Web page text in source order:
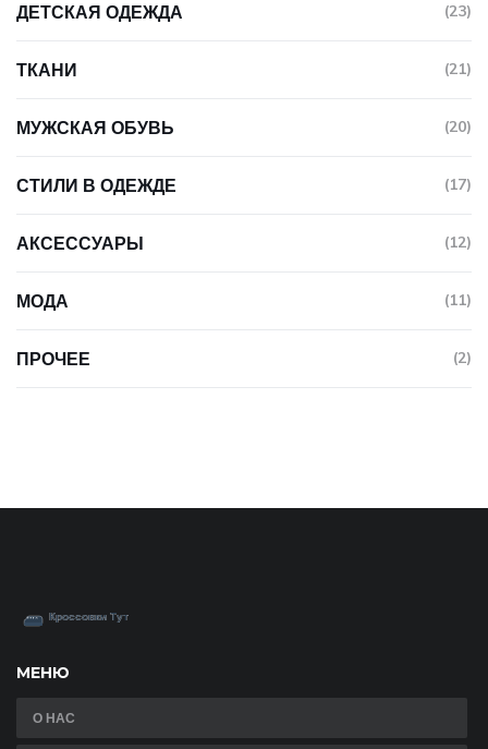
ДЕТСКАЯ ОДЕЖДА (23)
ТКАНИ (21)
МУЖСКАЯ ОБУВЬ (20)
СТИЛИ В ОДЕЖДЕ (17)
АКСЕССУАРЫ (12)
МОДА (11)
ПРОЧЕЕ (2)
МЕНЮ
О НАС